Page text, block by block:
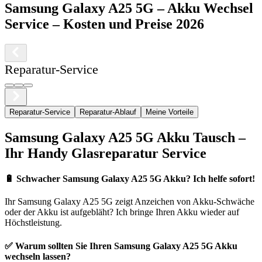
Samsung Galaxy A25 5G –Akku Wechsel
Service – Kosten und Preise 2026
Reparatur-Service
Reparatur-Service Reparatur-Ablauf Meine Vorteile
Samsung Galaxy A25 5G Akku Tausch –
Ihr Handy Glasreparatur Service
🔋 Schwacher Samsung Galaxy A25 5G Akku? Ich helfe sofort!
Ihr Samsung Galaxy A25 5G zeigt Anzeichen von Akku-Schwäche
oder der Akku ist aufgebläht? Ich bringe Ihren Akku wieder auf
Höchstleistung.
✅ Warum sollten Sie Ihren Samsung Galaxy A25 5G Akku
wechseln lassen?